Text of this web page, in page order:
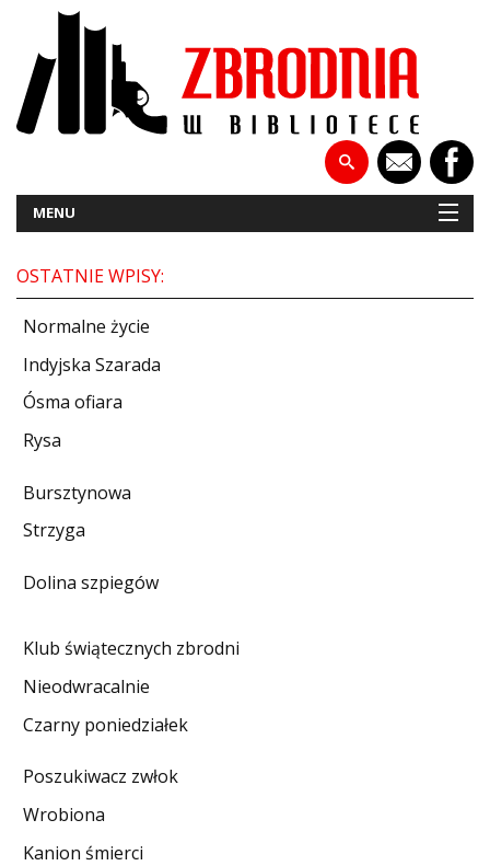
MENU
PATRONATY
WYWIADY
RECENZJE
DO CZYTANIA
KONTAKT
OSTATNIE WPISY:
Normalne życie
Indyjska Szarada
Ósma ofiara
Rysa
Bursztynowa
Strzyga
Dolina szpiegów
Klub świątecznych zbrodni
Nieodwracalnie
Czarny poniedziałek
Poszukiwacz zwłok
Wrobiona
Kanion śmierci